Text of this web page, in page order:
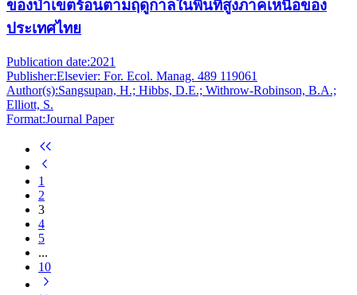
ของป่าเขตร้อนตามฤดูกาลในพื้นที่สูงภาคเหนือของ
ประเทศไทย
Publication date:2021
Publisher:Elsevier: For. Ecol. Manag. 489 119061
Author(s):Sangsupan, H.; Hibbs, D.E.; Withrow-Robinson, B.A.;
Elliott, S.
Format:Journal Paper
1
2
3
4
5
...
10